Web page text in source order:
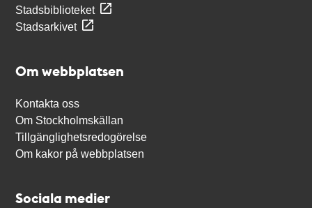
Stadsbiblioteket
Stadsarkivet
Om webbplatsen
Kontakta oss
Om Stockholmskällan
Tillgänglighetsredogörelse
Om kakor på webbplatsen
Sociala medier